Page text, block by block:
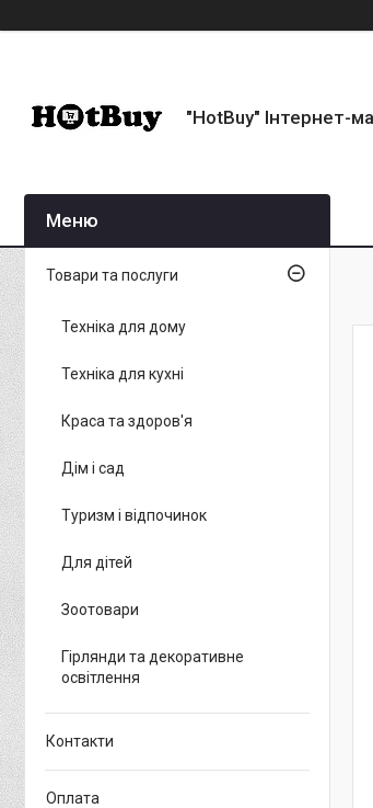
"HotBuy" Інтернет-
Товари та послуги
Техніка для дому
Техніка для кухні
Краса та здоров'я
Дім і сад
Туризм і відпочинок
Для дітей
Зоотовари
Гірлянди та декоративне
освітлення
Контакти
Оплата